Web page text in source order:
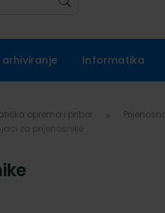
Informatika
oprema i pribor